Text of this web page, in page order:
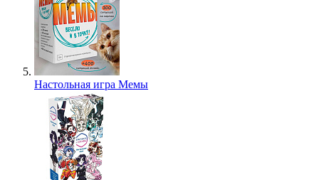
Настольная игра Мемы